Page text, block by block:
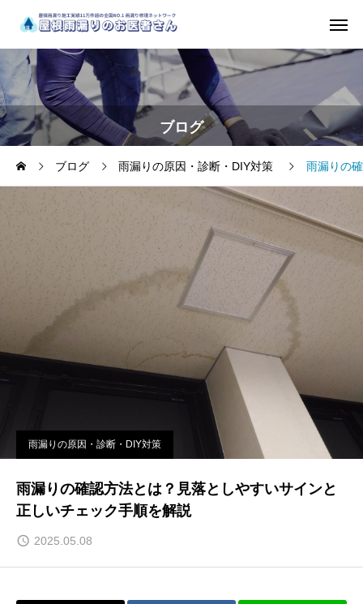
ブログ
ブログ 雨漏りの原因・診断・DIY対策 雨漏りの
雨漏りの原因・診断・DIY対策
雨漏りの確認方法とは？見落としやすいサインと
正しいチェック手順を解説
2025.05.08